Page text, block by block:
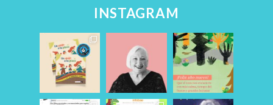
INSTAGRAM